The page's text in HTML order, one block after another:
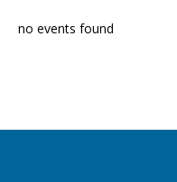
no events found